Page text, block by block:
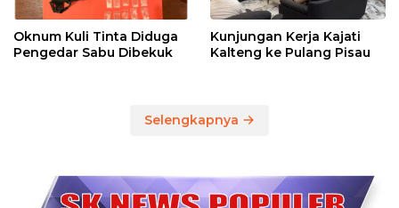
Oknum Kuli Tinta Diduga
Pengedar Sabu Dibekuk
Kunjungan Kerja Kajati
Kalteng ke Pulang Pisau
Selengkapnya